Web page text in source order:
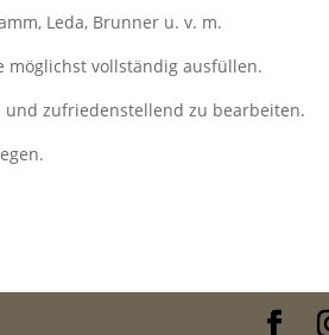
Leda, Brunner u. v. m.
möglichst vollständig ausfüllen.
und zufriedenstellend zu bearbeiten.